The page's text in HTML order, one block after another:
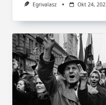
Egrivalasz Okt 24,